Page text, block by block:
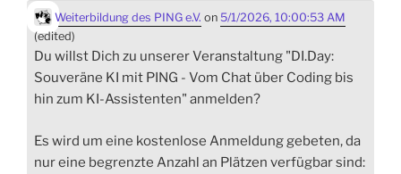
Weiterbildung des PING e.V. on 5/1/2026, 10:00:53 AM
(edited)
Du willst Dich zu unserer Veranstaltung "DI.Day:
Souveräne KI mit PING - Vom Chat über Coding bis
hin zum KI-Assistenten" anmelden?
Es wird um eine kostenlose Anmeldung gebeten, da
nur eine begrenzte Anzahl an Plätzen verfügbar sind: